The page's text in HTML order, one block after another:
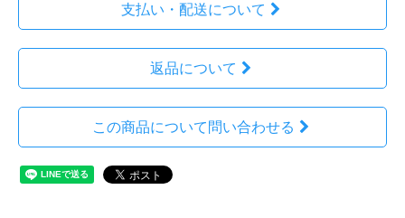
支払い・配送について
返品について
この商品について問い合わせる